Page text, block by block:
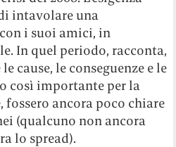
intavolare una
i suoi amici, in
In quel periodo, racconta,
cause, le conseguenze e le
così importante per la
fossero ancora poco chiare
(qualcuno non ancora
lo spread).